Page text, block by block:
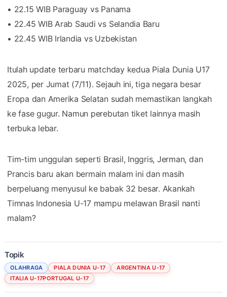
• 22.15 WIB Paraguay vs Panama
• 22.45 WIB Arab Saudi vs Selandia Baru
• 22.45 WIB Irlandia vs Uzbekistan
Itulah update terbaru matchday kedua Piala Dunia U17
2025, per Jumat (7/11). Sejauh ini, tiga negara besar
Eropa dan Amerika Selatan sudah memastikan langkah
ke fase gugur. Namun perebutan tiket lainnya masih
terbuka lebar.
Tim-tim unggulan seperti Brasil, Inggris, Jerman, dan
Prancis baru akan bermain malam ini dan masih
berpeluang menyusul ke babak 32 besar. Akankah
Timnas Indonesia U-17 mampu melawan Brasil nanti
malam?
Topik
OLAHRAGA PIALA DUNIA U-17
ARGENTINA U-17
ITALIA U-17PORTUGAL U-17